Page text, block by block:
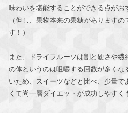
味わいを堪能することができる点がお
（但し、果物本来の果糖があります
す！）
また、ドライフルーツは割と硬さや繊
の体というのは咀嚼する回数が多くな
いため、スイーツなどと比べ、少量で
くて尚一層ダイエットが成功しやすく